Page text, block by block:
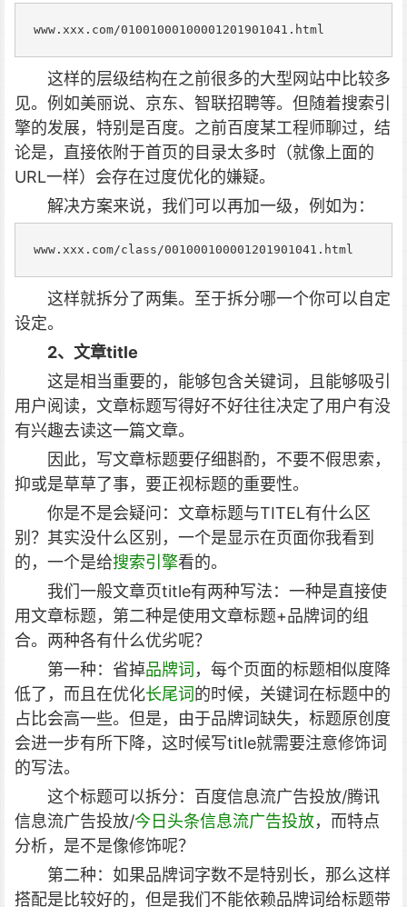
www.xxx.com/01001000100001201901041.html
这样的层级结构在之前很多的大型网站中比较多
见。例如美丽说、京东、智联招聘等。但随着搜索引
擎的发展，特别是百度。之前百度某工程师聊过，结
论是，直接依附于首页的目录太多时（就像上面的
URL一样）会存在过度优化的嫌疑。
解决方案来说，我们可以再加一级，例如为：
www.xxx.com/class/001000100001201901041.html
这样就拆分了两集。至于拆分哪一个你可以自定
设定。
2、文章title
这是相当重要的，能够包含关键词，且能够吸引
用户阅读，文章标题写得好不好往往决定了用户有没
有兴趣去读这一篇文章。
因此，写文章标题要仔细斟酌，不要不假思索，
抑或是草草了事，要正视标题的重要性。
你是不是会疑问：文章标题与TITEL有什么区
别？其实没什么区别，一个是显示在页面你我看到
的，一个是给搜索引擎看的。
我们一般文章页title有两种写法：一种是直接使
用文章标题，第二种是使用文章标题+品牌词的组
合。两种各有什么优劣呢？
第一种：省掉品牌词 ，每个页面的标题相似度降
低了，而且在优化长尾词的时候，关键词在标题中的
占比会高一些。但是，由于品牌词缺失，标题原创度
会进一步有所下降，这时候写title就需要注意修饰词
的写法。
这个标题可以拆分：百度信息流广告投放/腾讯
信息流广告投放/今日头条信息流广告投放，而特点
分析，是不是像修饰呢？
第二种：如果品牌词字数不是特别长，那么这样
搭配是比较好的，但是我们不能依赖品牌词给标题带